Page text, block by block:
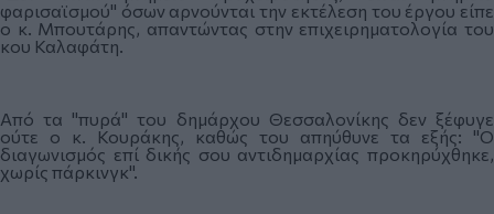
φαρισαϊσμού" όσων αρνούνται την εκτέλεση του έργου είπε
ο κ. Μπουτάρης, απαντώντας στην επιχειρηματολογία του
κου Καλαφάτη.
Από τα "πυρά" του δημάρχου Θεσσαλονίκης δεν ξέφυγε
ούτε ο κ. Κουράκης, καθώς του απηύθυνε τα εξής: "Ο
διαγωνισμός επί δικής σου αντιδημαρχίας προκηρύχθηκε,
χωρίς πάρκινγκ".